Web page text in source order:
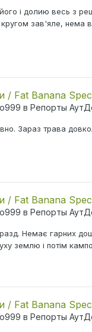
і долию весь з
зав'яле, нема
Fat Banana
в Репорты
Зараз трава
Fat Banana
в Репорты
Немає гарних
землю і потім
Fat Banana
в Репорты